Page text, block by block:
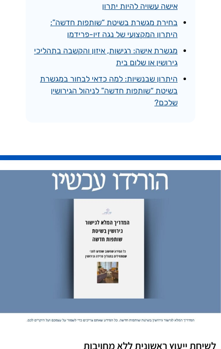
אישה עשויה להיות יתרון
בחירת מגשרת בשיטת “שותפות חדשה”:
היתרון המקצועי של נגה זיו-פרידמן
מגשרת אישה: רגישות, איזון והקשבה בתהליכי
גירושין או שלום בית
היתרון שבנשיות: למה כדאי לבחור במגשרת
בשיטת “שותפות חדשה” לניהול הגירושין
שלכם?
לשיחת ייעוץ ראשונית ללא מחויבות